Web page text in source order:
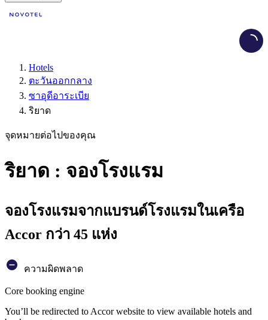
Hotels
ตะวันออกกลาง
ซาอุดีอาระเบีย
ริยาด
จุดหมายต่อไปของคุณ
ริยาด : จองโรงแรม
จองโรงแรมจากแบรนด์โรงแรมในเครือ
Accor กว่า 45 แห่ง
ความผิดพลาด
Core booking engine
You’ll be redirected to Accor website to view available hotels and